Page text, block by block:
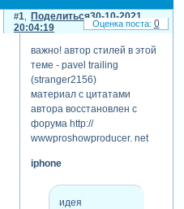
Поделиться
1
30-10-2021
20:04:19
важно! автор стилей в этой
теме - pavel trailing
(stranger2156)
материал с цитатами
автора восстановлен с
форума http://
wwwproshowproducer. net
iphone
идея
0